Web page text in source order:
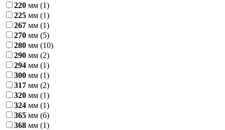
220 мм (1)
225 мм (1)
267 мм (1)
270 мм (5)
280 мм (10)
290 мм (2)
294 мм (1)
300 мм (1)
317 мм (2)
320 мм (1)
324 мм (1)
365 мм (6)
368 мм (1)